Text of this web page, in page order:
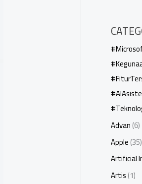
Advan(6)
Apple(35)
Artificial
Artis(1)